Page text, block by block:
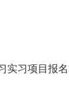
习项目报名